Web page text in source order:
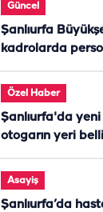
Güncel
Şanlıurfa
kadrolarda
Özel Haber
Şanlıurfa'da
otogarın yeri
Asayiş
Şanlıurfa’da